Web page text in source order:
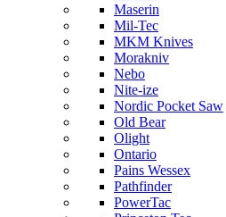
Maserin
Mil-Tec
MKM Knives
Morakniv
Nebo
Nite-ize
Nordic Pocket Saw
Old Bear
Olight
Ontario
Pains Wessex
Pathfinder
PowerTac